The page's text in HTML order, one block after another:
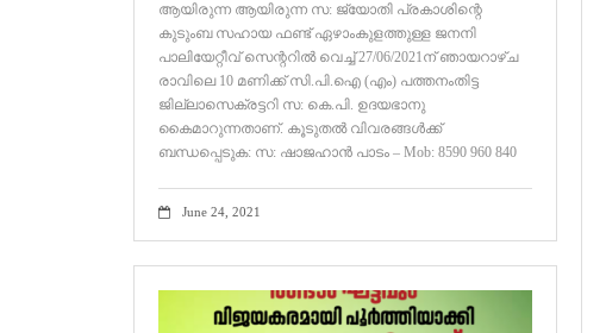
ആയിരുന്ന ആയിരുന്ന സ: ജ്യോതി പ്രകാശിന്റെ
കുടുംബ സഹായ ഫണ്ട് ഏഴാംകുളത്തുള്ള ജനനി
പാലിയേറ്റീവ് സെന്ററിൽ വെച്ച് 27/06/2021ന് ഞായറാഴ്ച
രാവിലെ 10 മണിക്ക് സി.പി.ഐ (എം) പത്തനംതിട്ട
ജില്ലാസെക്രട്ടറി സ: കെ.പി. ഉദയഭാനു
കൈമാറുന്നതാണ്. കൂടുതൽ വിവരങ്ങൾക്ക്
ബന്ധപ്പെടുക: സ: ഷാജഹാൻ പാടം – Mob: 8590 960 840
June 24, 2021